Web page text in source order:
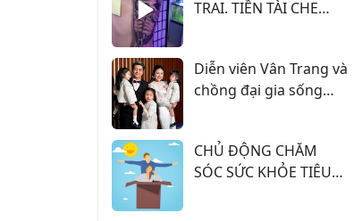
TRAI. TIỀN TÀI CHE
Diễn viên Vân Trang và
chồng đại gia sống
CHỦ ĐỘNG CHĂM
SÓC SỨC KHỎE TIÊU